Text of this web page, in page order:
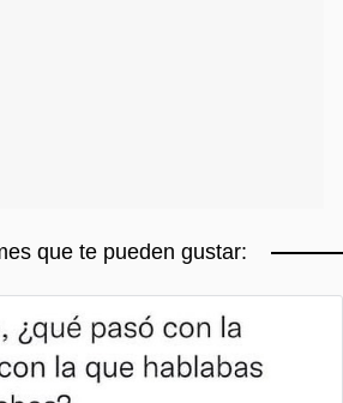
que te pueden gustar: